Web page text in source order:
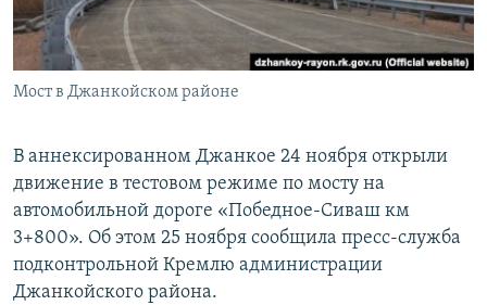
ПОБЕДИТЕЛЕЙ НЕ СУДЯТ?
КРЫМ.НЕПОКОРЕННЫЙ
ELIFBE
ПРИСОЕДИНЯЙТЕСЬ!
Все сайты RFE/RL
Мост в Джанкойском районе
В аннексированном Джанкое 24 ноября открыли
движение в тестовом режиме по мосту на
автомобильной дороге «Победное-Сиваш км
3+800». Об этом 25 ноября сообщила пресс-служба
подконтрольной Кремлю администрации
Джанкойского района.